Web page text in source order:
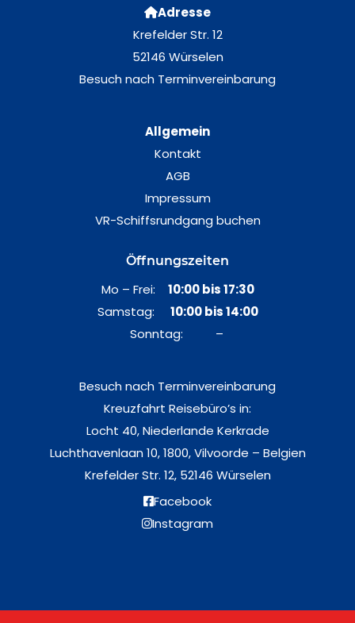
Adresse
Krefelder Str. 12
52146 Würselen
Besuch nach Terminvereinbarung
Allgemein
Kontakt
AGB
Impressum
VR-Schiffsrundgang buchen
Öffnungszeiten
Mo – Frei: 10:00 bis 17:30
Samstag: 10:00 bis 14:00
Sonntag: –
Besuch nach Terminvereinbarung
Kreuzfahrt Reisebüro’s in:
Locht 40, Niederlande Kerkrade
Luchthavenlaan 10, 1800, Vilvoorde – Belgien
Krefelder Str. 12, 52146 Würselen
Facebook
Instagram